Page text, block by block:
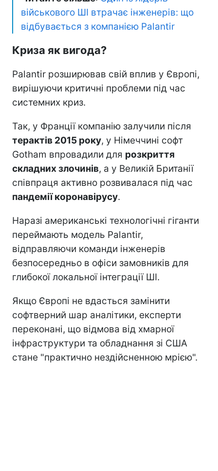
військового ШІ втрачає інженерів: що
відбувається з компанією Palantir
Криза як вигода?
Palantir розширював свій вплив у Європі,
вирішуючи критичні проблеми під час
системних криз.
Так, у Франції компанію залучили після
терактів 2015 року, у Німеччині софт
Gotham впровадили для розкриття
складних злочинів, а у Великій Британії
співпраця активно розвивалася під час
пандемії коронавірусу.
Наразі американські технологічні гіганти
переймають модель Palantir,
відправляючи команди інженерів
безпосередньо в офіси замовників для
глибокої локальної інтеграції ШІ.
Якщо Європі не вдасться замінити
софтверний шар аналітики, експерти
переконані, що відмова від хмарної
інфраструктури та обладнання зі США
стане "практично нездійсненною мрією".